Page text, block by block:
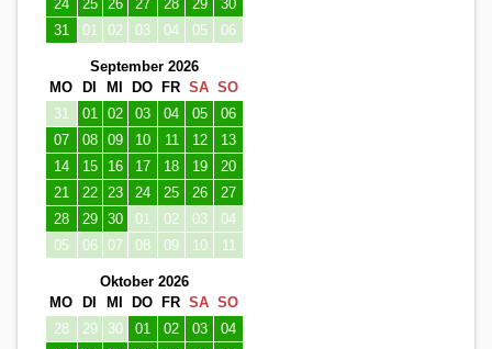
24
25 26 27 28 29
30
31
01 02 03 04 05 06
September 2026
MO
DI MI DO FR SA SO
31
01 02 03 04 05
06
07
08 09 10 11 12
13
14
15 16 17 18 19
20
21
22 23 24 25 26
27
28
29 30 01 02 03
04
05
06 07 08 09 10 11
Oktober 2026
MO
DI MI DO FR SA SO
28
29 30 01 02 03
04